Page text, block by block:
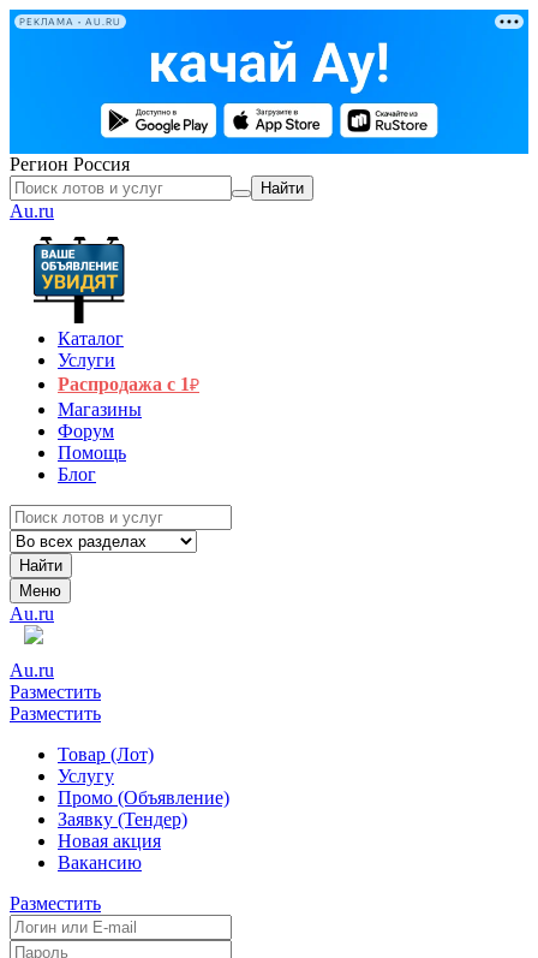
РЕКЛАМА • AU.RU
Регион Россия
Найти
Au.ru
Каталог
Услуги
Распродажа с 1₽
Магазины
Форум
Помощь
Блог
Найти
Меню
Au.ru
Au.ru
Разместить
Разместить
Товар (Лот)
Услугу
Промо (Объявление)
Заявку (Тендер)
Новая акция
Вакансию
Разместить